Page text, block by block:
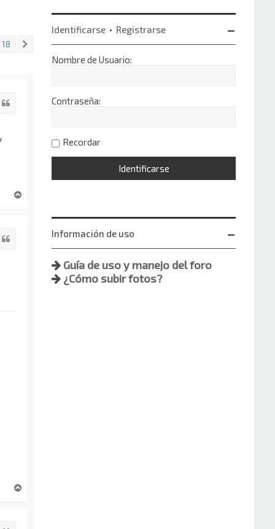
18 Siguiente
Identificarse • Registrarse
Nombre de Usuario:
Contraseña:
Recordar
Información de uso
Guía de uso y manejo del foro
¿Cómo subir fotos?